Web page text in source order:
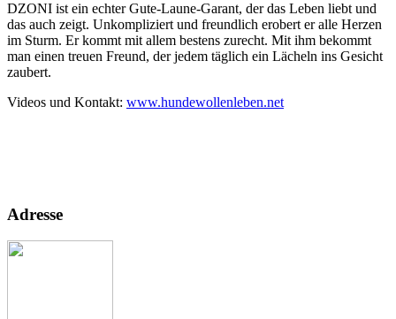
DZONI ist ein echter Gute-Laune-Garant, der das Leben liebt und
das auch zeigt. Unkompliziert und freundlich erobert er alle Herzen
im Sturm. Er kommt mit allem bestens zurecht. Mit ihm bekommt
man einen treuen Freund, der jedem täglich ein Lächeln ins Gesicht
zaubert.
Videos und Kontakt: www.hundewollenleben.net
Adresse